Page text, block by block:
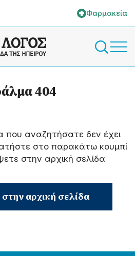
Φαρμακεία
404
που αναζητήσατε δεν έχει
στο παρακάτω κουμπί
στην αρχική σελίδα
αρχική σελίδα